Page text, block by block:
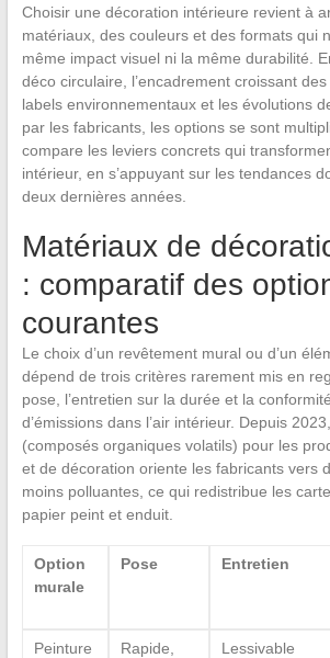
Choisir une décoration intérieure revient à
matériaux, des couleurs et des formats qui
même impact visuel ni la même durabilité.
déco circulaire, l’encadrement croissant
labels environnementaux et les évolutions
par les fabricants, les options se sont
compare les leviers concrets qui
intérieur, en s’appuyant sur les tendances
deux dernières années.
Matériaux de
: comparatif des
courantes
Le choix d’un revêtement mural ou d’un
dépend de trois critères rarement mis en
pose, l’entretien sur la durée et la
d’émissions dans l’air intérieur. Depuis
(composés organiques volatils) pour les
et de décoration oriente les fabricants vers
moins polluantes, ce qui redistribue les
papier peint et enduit.
Option
murale
Pose Entretien
Peinture
Rapide,
Lessivable